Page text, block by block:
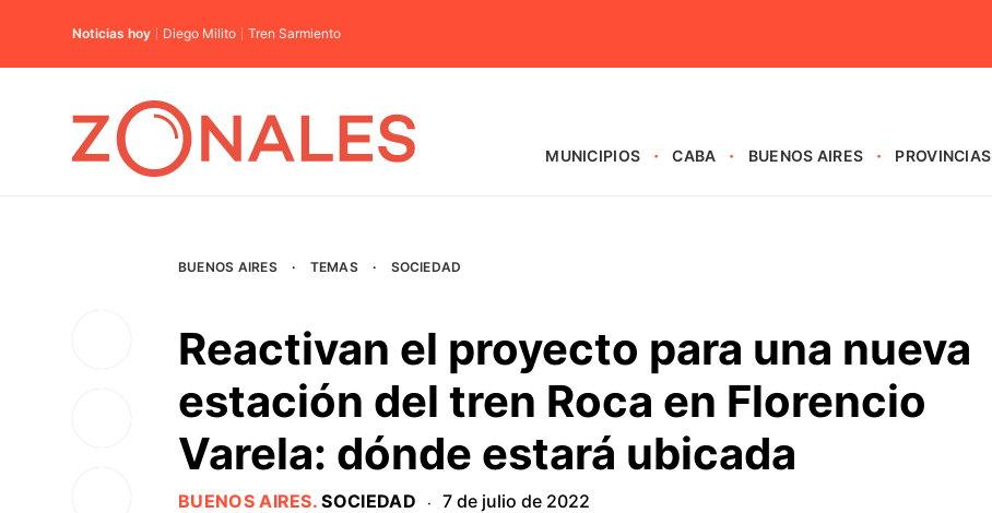
Noticias hoy Diego Milito Tren Sarmiento
MUNICIPIOS CABA BUENOS AIRES PROVINCIAS
BUENOS AIRES · TEMAS · SOCIEDAD
Reactivan el proyecto para una nueva
estación del tren Roca en Florencio
Varela: dónde estará ubicada
BUENOS AIRES.SOCIEDAD · 7 de julio de 2022